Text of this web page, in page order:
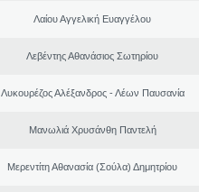
Λαίου Αγγελική Ευαγγέλου
Λεβέντης Αθανάσιος Σωτηρίου
Λυκουρέζος Αλέξανδρος - Λέων Παυσανία
Μανωλιά Χρυσάνθη Παντελή
Μερεντίτη Αθανασία (Σούλα) Δημητρίου